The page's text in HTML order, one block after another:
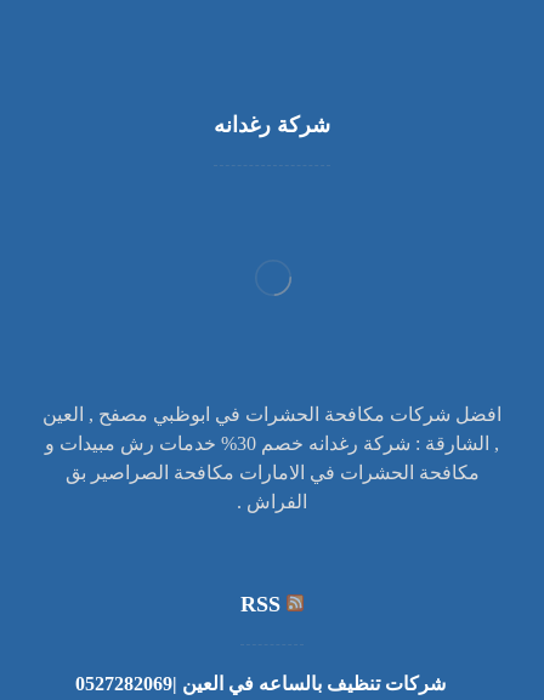
شركة رغدانه
افضل شركات مكافحة الحشرات في ابوظبي مصفح , العين
, الشارقة : شركة رغدانه خصم 30% خدمات رش مبيدات و
مكافحة الحشرات في الامارات مكافحة الصراصير بق
الفراش .
RSS
شركات تنظيف بالساعه في العين |0527282069